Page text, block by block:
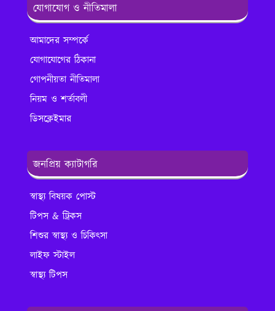
যোগাযোগ ও নীতিমালা
আমাদের সম্পর্কে
যোগাযোগের ঠিকানা
গোপনীয়তা নীতিমালা
নিয়ম ও শর্তাবলী
ডিসক্লেইমার
জনপ্রিয় ক্যাটাগরি
স্বাস্থ্য বিষয়ক পোস্ট
টিপস & ট্রিকস
শিশুর স্বাস্থ্য ও চিকিৎসা
লাইফ স্টাইল
স্বাস্থ্য টিপস